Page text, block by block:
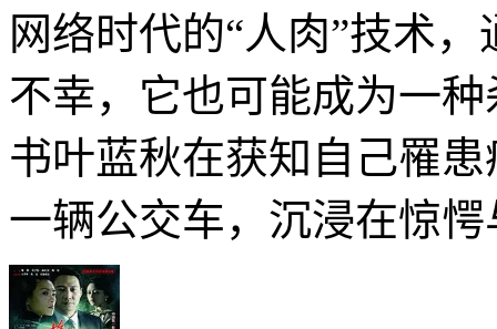
网络时代的“人肉”技术
不幸，它也可能成为一
书叶蓝秋在获知自己罹
一辆公交车，沉浸在惊